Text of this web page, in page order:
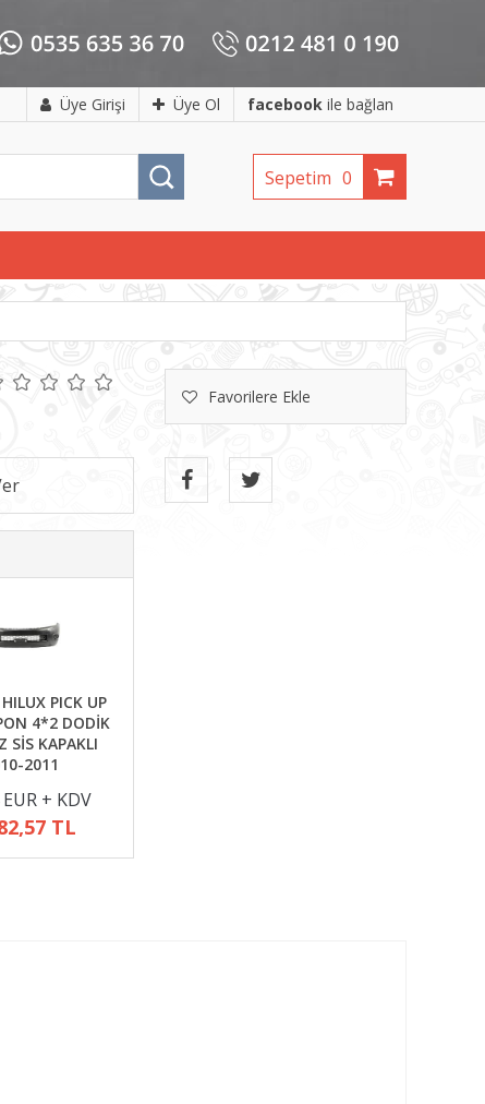
Üye Girişi Üye Ol facebook ile bağlan
Sepetim 0
Favorilere Ekle
PICK UP
4*2 DODİK
SİS KAPAKLI
2011
+ KDV
TL